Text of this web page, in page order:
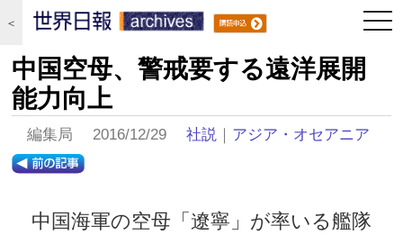
＜
中国空母、警戒要する遠洋展開
能力向上
編集局 2016/12/29社説 ｜ アジア・オセアニア
中国海軍の空母「遼寧」が率いる艦隊